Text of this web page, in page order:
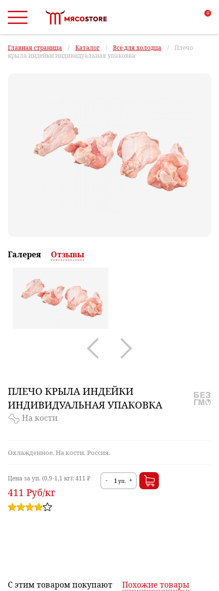
0
Главная страница / Каталог / Все для холодца / Плечо
крыла индейки индивидуальная упаковка
Галерея Отзывы
ПЛЕЧО КРЫЛА ИНДЕЙКИ
ИНДИВИДУАЛЬНАЯ УПАКОВКА
На кости
Охлажденное. На кости. Россия.
Цена за уп. (0,9-1,1 кг):411 ₽
411 Руб/кг
- +
уп.
С этим товаромпокупают Похожие товары